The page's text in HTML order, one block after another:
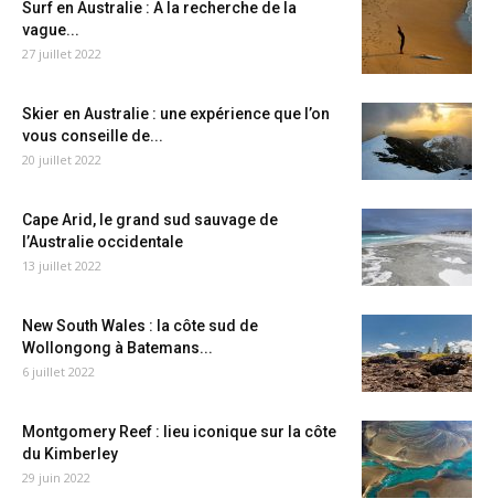
Surf en Australie : A la recherche de la
vague...
27 juillet 2022
Skier en Australie : une expérience que l’on
vous conseille de...
20 juillet 2022
Cape Arid, le grand sud sauvage de
l’Australie occidentale
13 juillet 2022
New South Wales : la côte sud de
Wollongong à Batemans...
6 juillet 2022
Montgomery Reef : lieu iconique sur la côte
du Kimberley
29 juin 2022